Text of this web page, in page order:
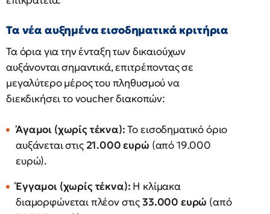
Τα νέα αυξημένα εισοδηματικά κριτήρια
Τα όρια για την ένταξη των δικαιούχων
αυξάνονται σημαντικά, επιτρέποντας σε
μεγαλύτερο μέρος του πληθυσμού να
διεκδικήσει το voucher διακοπών:
Άγαμοι (χωρίς τέκνα):Το εισοδηματικό όριο
αυξάνεται στις 21.000 ευρώ (από 19.000
ευρώ).
Έγγαμοι (χωρίς τέκνα): Η κλίμακα
διαμορφώνεται πλέον στις33.000 ευρώ (από